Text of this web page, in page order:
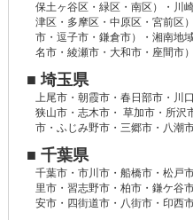
保土ヶ谷区・緑区・南区）・川
津区・多摩区・中原区・宮前区
市・逗子市・鎌倉市）・湘南地
名市・綾瀬市・大和市・座間市）
■ 埼玉県
上尾市・朝霞市・春日部市・川
狭山市・志木市・ 草加市・所沢
市・ふじみ野市・三郷市・八潮
■ 千葉県
千葉市・市川市・船橋市・松戸
里市・習志野市・柏市・鎌ケ谷
安市・四街道市・八街市・印西